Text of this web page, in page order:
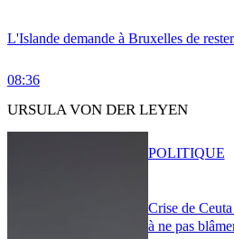
L'Islande demande à Bruxelles de
08:36
URSULA VON DER LEYEN
Crise de
à ne pas
POLITIQUE